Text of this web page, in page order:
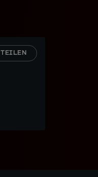
TEILEN